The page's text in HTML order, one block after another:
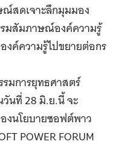
สดเจาะลึกมุมมอง
มสัมภาษณ์องค์ความรู้
งค์ความรู้ไปขยายต่อกร
มการยุทธศาสตร์
นที่ 28 มิ.ย.นี้ จะ
งนโยบายซอฟต์พาว
POWER FORUM